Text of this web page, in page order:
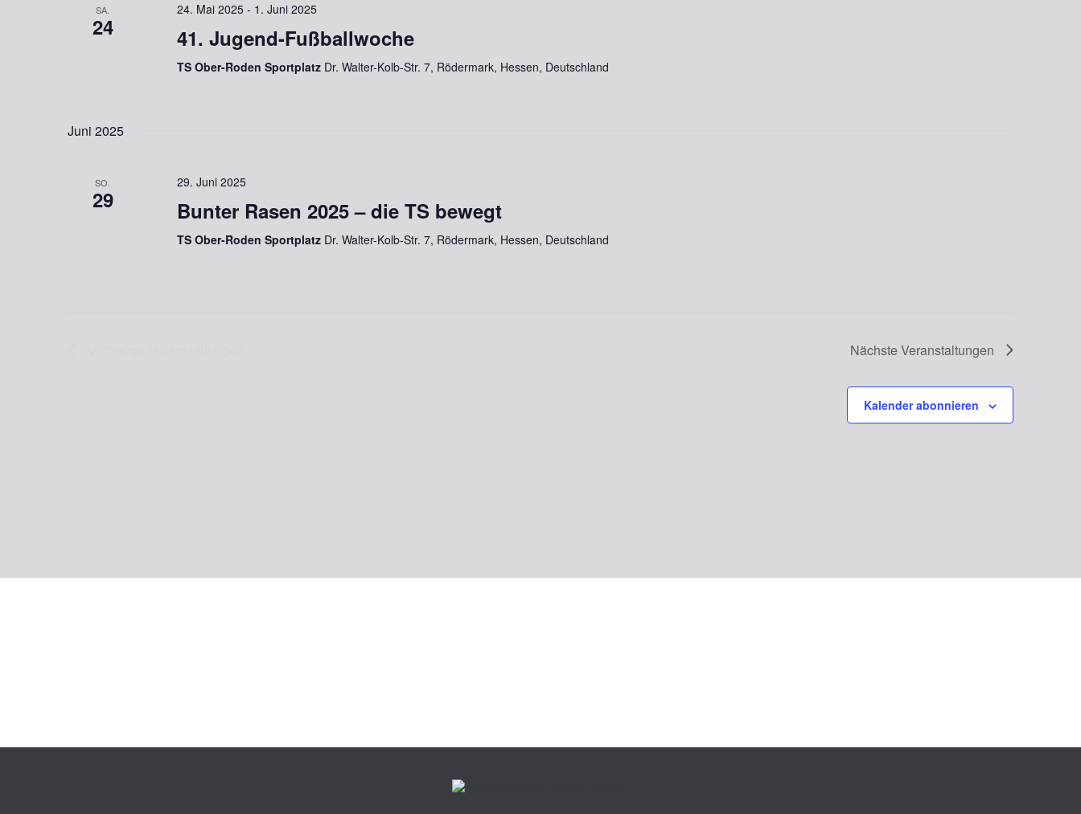
SA.
24
24. Mai 2025- 1. Juni 2025
41. Jugend-Fußballwoche
TS Ober-Roden Sportplatz Dr. Walter-Kolb-Str. 7, Rödermark, Hessen, Deutschland
Juni 2025
SO.
29
29. Juni 2025
Bunter Rasen 2025 – die TS bewegt
TS Ober-Roden Sportplatz Dr. Walter-Kolb-Str. 7, Rödermark, Hessen, Deutschland
Nächste Veranstaltungen
Kalender abonnieren